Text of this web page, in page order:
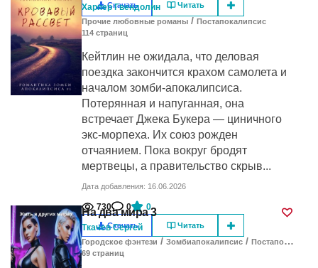
Скачать Читать
Харпер Гвендолин
Прочие любовные романы / Постапокалипсис
114 cтраниц
Кейтлин не ожидала, что деловая
поездка закончится крахом самолета и
началом зомби-апокалипсиса.
Потерянная и напуганная, она
встречает Джека Букера — циничного
экс-морпеха. Их союз рожден
отчаянием. Пока вокруг бродят
мертвецы, а правительство скрыв...
Дата добавления: 16.06.2026
730 0 0
Скачать Читать
На два мира 3
Ткачев Сергей
Городское фэнтези / Зомбиапокалипсис / Постапокалипсис
69 cтраниц